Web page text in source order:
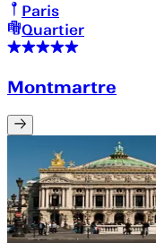
Paris
Quartier
Montmartre